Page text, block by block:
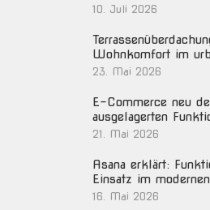
10. Juli 2026
Wohnkomfort im
23. Mai 2026
E-Commerce neu
ausgelagerten
21. Mai 2026
Asana erklärt:
Einsatz im
16. Mai 2026